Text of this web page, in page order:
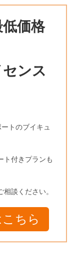
価格
ンス
トのブイキュ
ト付きプランも
談ください。
ちら